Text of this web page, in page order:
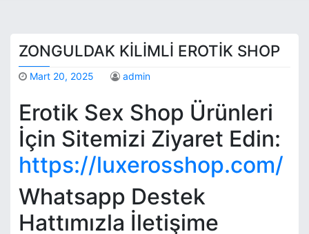
ZONGULDAK KILIMLI EROTIK SHOP
Mart 20, 2025 admin
Erotik Sex Shop Ürünleri
İçin Sitemizi Ziyaret Edin:
https://luxerosshop.com/
Whatsapp Destek
Hattımızla İletişime